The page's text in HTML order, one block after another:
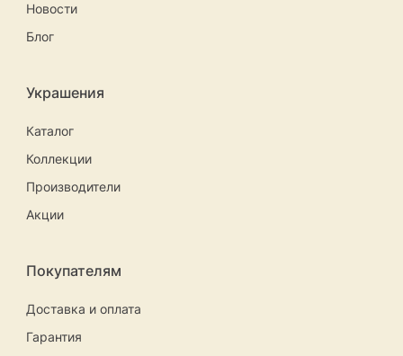
Новости
Блог
Украшения
Каталог
Коллекции
Производители
Акции
Покупателям
Доставка и оплата
Гарантия